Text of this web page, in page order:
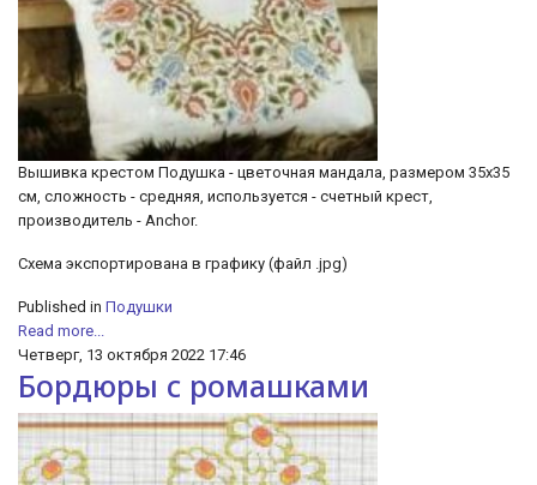
Вышивка крестом Подушка - цветочная мандала, размером 35х35
см, сложность - средняя, используется - счетный крест,
производитель - Anchor.
Схема экспортирована в графику (файл .jpg)
Published in Подушки
Read more...
Четверг, 13 октября 2022 17:46
Бордюры с ромашками